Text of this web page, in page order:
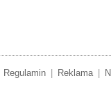
Regulamin Reklama